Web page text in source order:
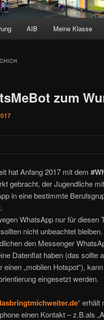
AIB Meine Klasse
zum
hat Anfang 2017 mit dem
gebracht, der Jugendliche
in eine bestimmte
WhatsApp nur für diesen
sollten nicht unbeachtet bleiben.
den Messenger
Datenflat haben (das sollte
„mobilen Hotspot“),
eingesetzt werden.
“ erhält
einen Kontakt – z.B.als